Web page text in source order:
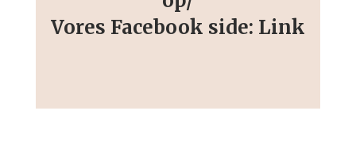
Vores Facebook side: Link